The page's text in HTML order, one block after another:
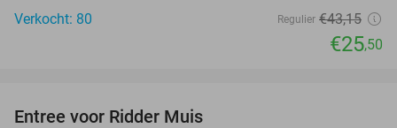
Verkocht: 80
Regulier €43,15
€25,50
Entree voor Ridder Muis